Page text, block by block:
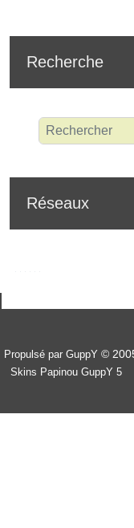
Recherche
Réseaux
Propulsé par GuppY ©
Skins Papinou GuppY 5